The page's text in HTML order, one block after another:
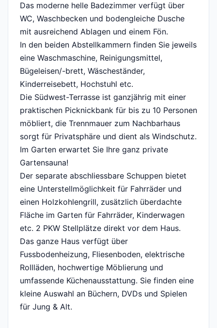
Das moderne helle Badezimmer verfügt über
WC, Waschbecken und bodengleiche Dusche
mit ausreichend Ablagen und einem Fön.
In den beiden Abstellkammern finden Sie jeweils
eine Waschmaschine, Reinigungsmittel,
Bügeleisen/-brett, Wäscheständer,
Kinderreisebett, Hochstuhl etc.
Die Südwest-Terrasse ist ganzjährig mit einer
praktischen Picknickbank für bis zu 10 Personen
möbliert, die Trennmauer zum Nachbarhaus
sorgt für Privatsphäre und dient als Windschutz.
Im Garten erwartet Sie Ihre ganz private
Gartensauna!
Der separate abschliessbare Schuppen bietet
eine Unterstellmöglichkeit für Fahrräder und
einen Holzkohlengrill, zusätzlich überdachte
Fläche im Garten für Fahrräder, Kinderwagen
etc. 2 PKW Stellplätze direkt vor dem Haus.
Das ganze Haus verfügt über
Fussbodenheizung, Fliesenboden, elektrische
Rollläden, hochwertige Möblierung und
umfassende Küchenausstattung. Sie finden eine
kleine Auswahl an Büchern, DVDs und Spielen
für Jung & Alt.